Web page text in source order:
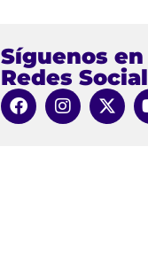
Síguenos
Redes